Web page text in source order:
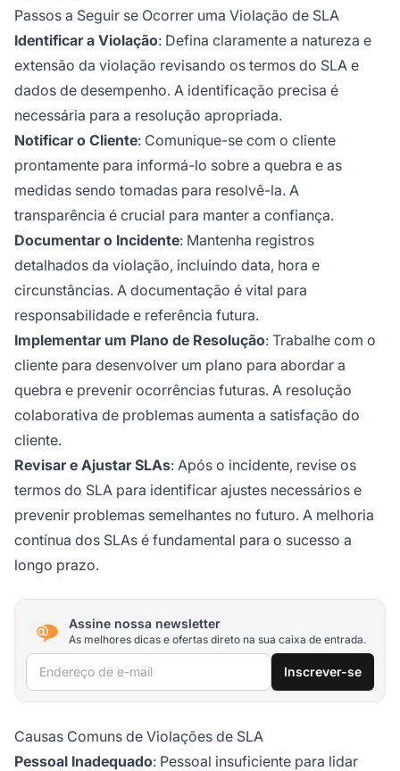
Passos a Seguir se Ocorrer uma Violação de SLA
Identificar a Violação: Defina claramente a natureza e
extensão da violação revisando os termos do SLA e
dados de desempenho. A identificação precisa é
necessária para a resolução apropriada.
Notificar o Cliente: Comunique-se com o cliente
prontamente para informá-lo sobre a quebra e as
medidas sendo tomadas para resolvê-la. A
transparência é crucial para manter a confiança.
Documentar o Incidente: Mantenha registros
detalhados da violação, incluindo data, hora e
circunstâncias. A documentação é vital para
responsabilidade e referência futura.
Implementar um Plano de Resolução: Trabalhe com o
cliente para desenvolver um plano para abordar a
quebra e prevenir ocorrências futuras. A resolução
colaborativa de problemas aumenta a satisfação do
cliente.
Revisar e Ajustar SLAs: Após o incidente, revise os
termos do SLA para identificar ajustes necessários e
prevenir problemas semelhantes no futuro. A melhoria
contínua dos SLAs é fundamental para o sucesso a
longo prazo.
Assine nossa newsletter
As melhores dicas e ofertas direto na sua caixa de entrada.
Endereço de e-mail Inscrever-se
Causas Comuns de Violações de SLA
Pessoal Inadequado: Pessoal insuficiente para lidar